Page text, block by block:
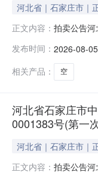
河北省｜石家庄市｜
正文内容： 拍卖公告
动产权第
发布时间： 2026-08-
相关产品：
空
河北省石家庄市
0001383号(第一
河北省｜石家庄市｜
正文内容： 拍卖公告